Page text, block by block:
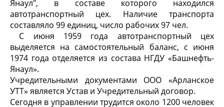
Янаул", в составе которого находился
автотранспортный цех. Наличие транспорта
составляло 99 единиц, число рабочих 97 чел.
С июня 1959 года автотранспортный цех
выделяется на самостоятельный баланс, с июня
1974 года отделяется из состава НГДУ «Башнефть-
Янаул».
Учредительными документами ООО «Арланское
УТТ» является Устав и Учредительный договор.
Сегодня в управлении трудится около 1200 человек